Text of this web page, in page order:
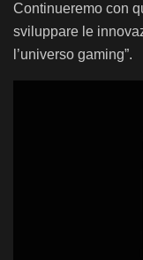
Continueremo con
sviluppare le
l’universo gaming”.